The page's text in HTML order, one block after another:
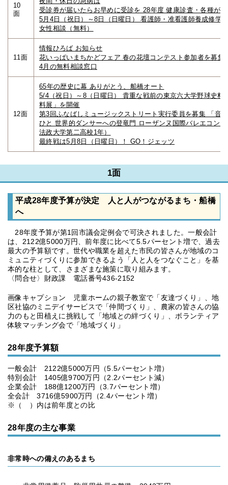
10
面
受診券が届いたらお早めに受診を 28年度 健康診査・各種が
5月4日（祝日）～8日（日曜日） 看護師・准看護師養成修学
女性相談（無料）
11面
情報ひろば お知らせ
花いっぱいまちかどフェア 春の花壇コンテスト参加者を募集
4月の無料相談窓口
12面
65年の歴史に幕 ありがとう、船橋オート
5/4（祝日）～8（日曜日） 貴重な戦前の東京六大学野球史
料展」を開催
第3回ふなばしミュージックストリート実行委員を募集 「音
ひと 世界的ダンサーへの登竜門 ローザンヌ国際バレエコン
法政大学第二高校1年）
最終戦は5月8日（日曜日）！ GO！ジェッツ
1面
平成28年度予算が決定 人と人がつながるまち・船橋
へ
28年度予算が第1回市議会定例会で可決されました。一般会計
は、2122億5000万円、前年度に比べて5.5パーセント増で、過去
最大の予算額です。世代や職業を超えた市民の皆さんが地域のコ
ミュニティづくりに参加できるよう「人と人をつなぐこと」を基
本的な柱として、さまざまな施策に取り組みます。
〈問合せ〉財政課 電話番号436-2152
画像キャプション 児童ホームの親子教室で「友達づくり」、地
区社協のミニデイサービスで「仲間づくり」、農家の皆さんの協
力のもと田植えに挑戦して「地域との絆づくり」、ボランティア
体験マッチング会で「地域づくり」
28年度予算額
一般会計 2122億5000万円（5.5パーセント増）
特別会計 1405億9700万円（2.2パーセント減）
企業会計 188億1200万円（3.7パーセント増）
全会計 3716億5900万円（2.4パーセント増）
※（ ）内は前年度との比
28年度の主な事業
非常時への備えのあるまち